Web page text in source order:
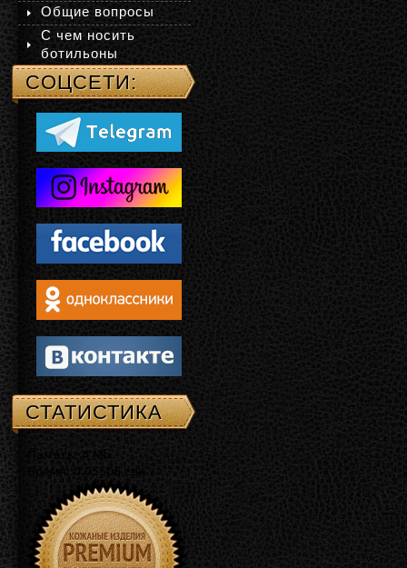
Общие вопросы
С чем носить
ботильоны
СОЦСЕТИ:
СТАТИСТИКА
Память: 4 Mb
Время: 0.05506 сек.